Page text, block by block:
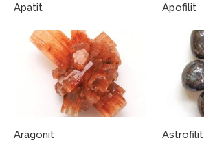
Apatit Apofilit
Aragonit Astrofilit